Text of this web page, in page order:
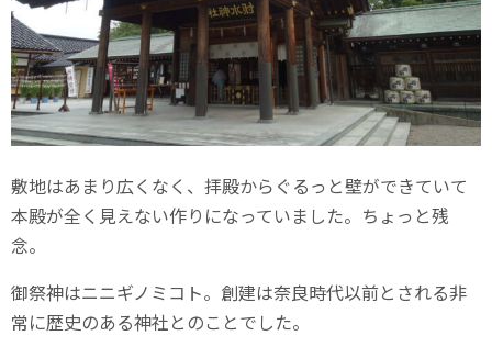
敷地はあまり広くなく、拝殿からぐるっと壁ができていて
本殿が全く見えない作りになっていました。ちょっと残
念。
御祭神はニニギノミコト。創建は奈良時代以前とされる非
常に歴史のある神社とのことでした。